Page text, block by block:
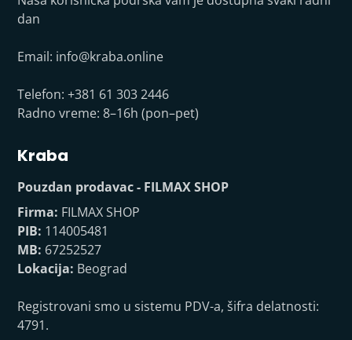
dan
Email: info@kraba.online
Telefon: +381 61 303 2446
Radno vreme: 8–16h (pon–pet)
Kraba
Pouzdan prodavac - FILMAX SHOP
Firma: FILMAX SHOP
PIB: 114005481
MB: 67252527
Lokacija: Beograd
Registrovani smo u sistemu PDV-a, šifra delatnosti:
4791.